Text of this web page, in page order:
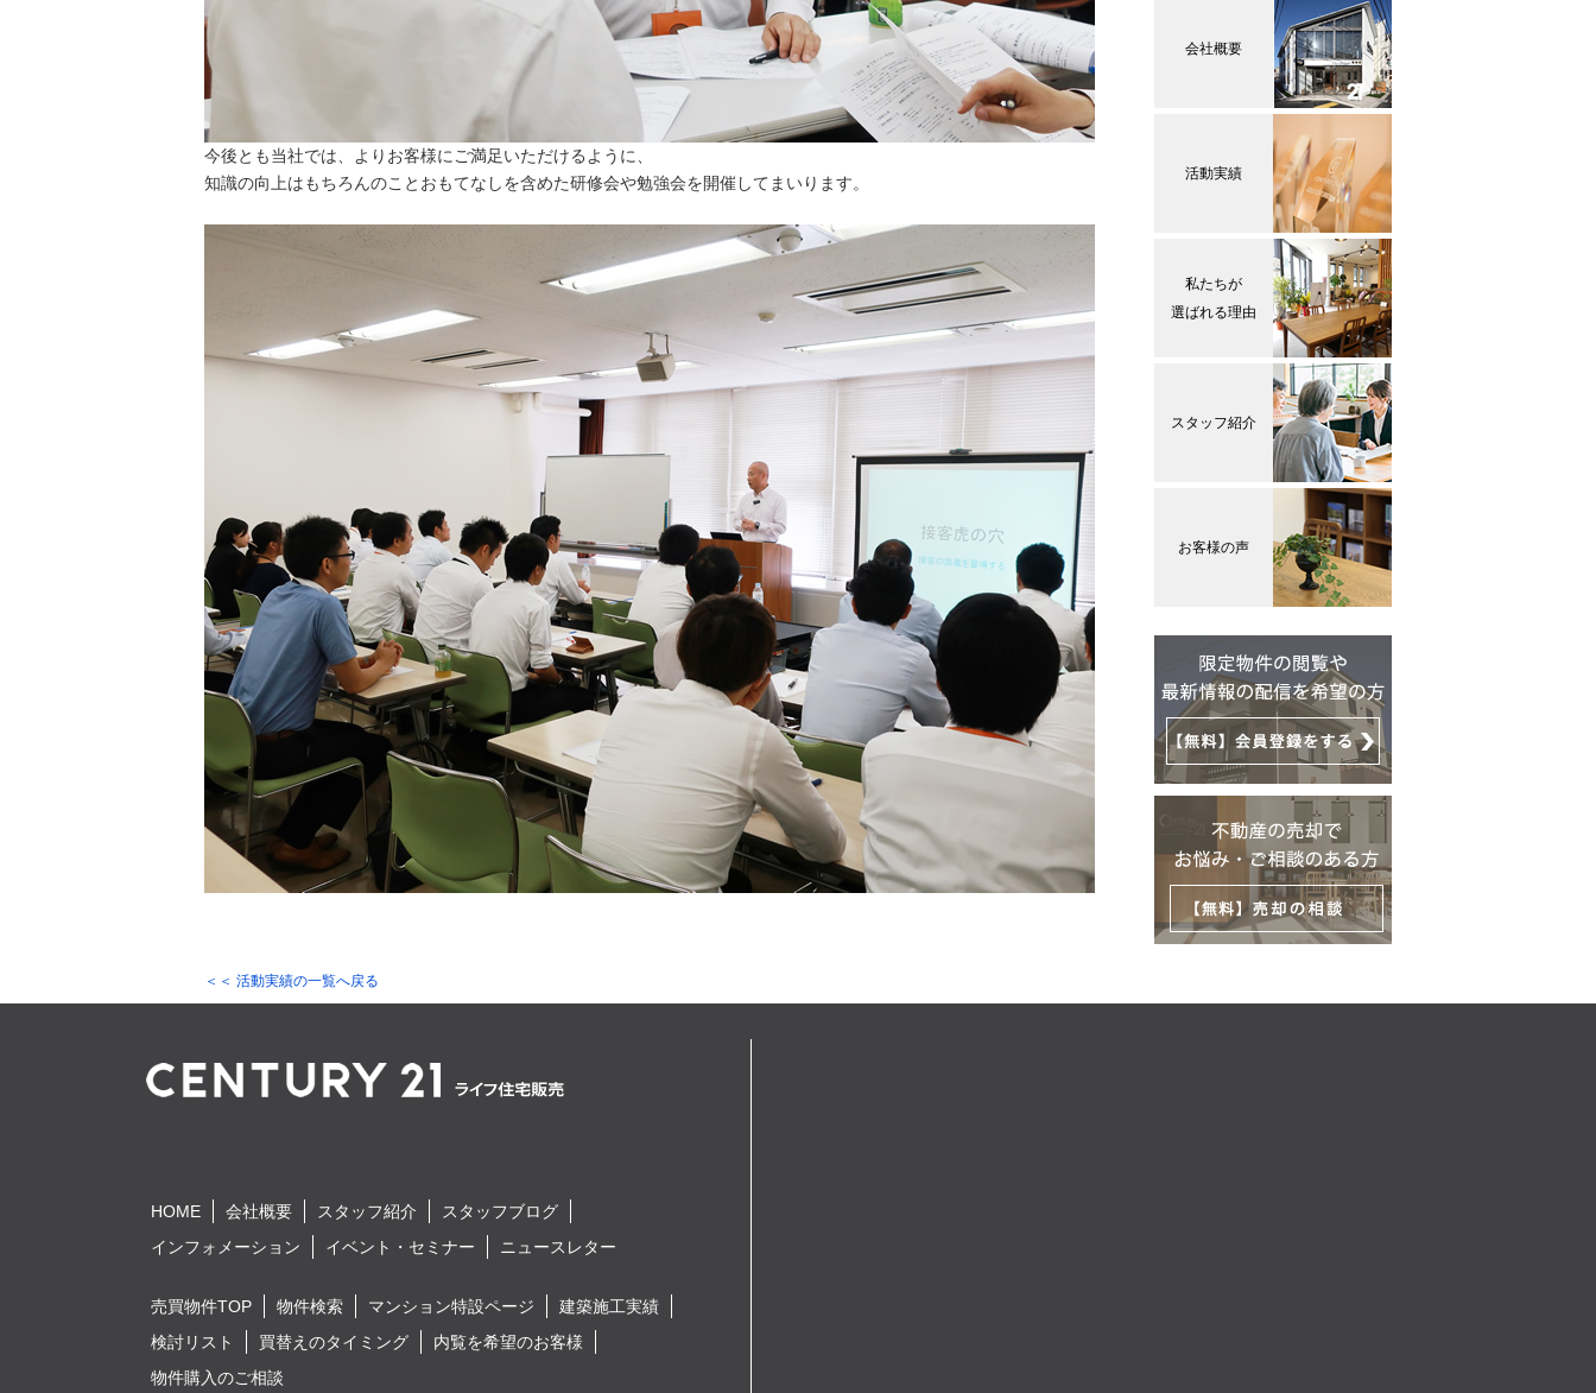
今後とも当社では、よりお客様にご満足いただけるように、
知識の向上はもちろんのことおもてなしを含めた研修会や勉強会を開催してまいります。
＜＜ 活動実績の一覧へ戻る
会社概要
活動実績
私たちが
選ばれる理由
スタッフ紹介
お客様の声
HOME 会社概要 スタッフ紹介
スタッフブログ
インフォメーション
イベント・セミナー ニュースレター
売買物件TOP 物件検索 マンション特設ページ
建築施工実績
検討リスト
買替えのタイミング
内覧を希望のお客様
物件購入のご相談